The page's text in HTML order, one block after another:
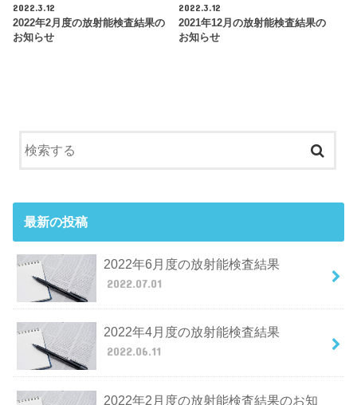
2022.3.12
2022年2月度の放射能検査結果の
お知らせ
2022.3.12
2021年12月の放射能検査結果の
お知らせ
最新の投稿
2022年6月度の放射能検査結果
2022.07.01
2022年4月度の放射能検査結果
2022.06.11
2022年2月度の放射能検査結果のお知